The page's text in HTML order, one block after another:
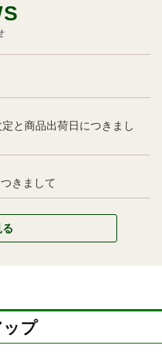
と商品出荷日につきまし
きまして
ップ